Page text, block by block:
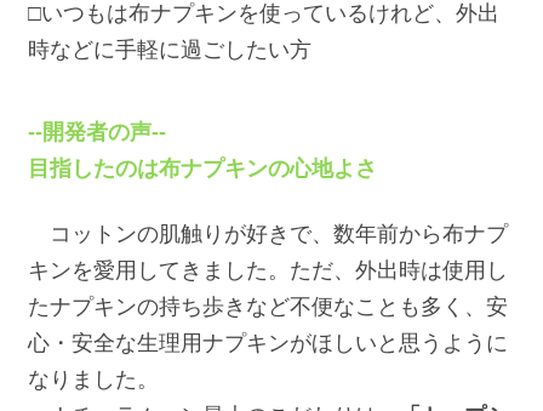
□いつもは布ナプキンを使っているけれど、外出
時などに手軽に過ごしたい方
--開発者の声--
目指したのは布ナプキンの心地よさ
コットンの肌触りが好きで、数年前から布ナプ
キンを愛用してきました。ただ、外出時は使用し
たナプキンの持ち歩きなど不便なことも多く、安
心・安全な生理用ナプキンがほしいと思うように
なりました。